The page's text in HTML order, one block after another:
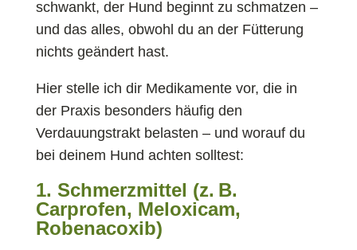
schwankt, der Hund beginnt zu schmatzen –
und das alles, obwohl du an der Fütterung
nichts geändert hast.
Hier stelle ich dir Medikamente vor, die in
der Praxis besonders häufig den
Verdauungstrakt belasten – und worauf du
bei deinem Hund achten solltest:
1. Schmerzmittel (z. B.
Carprofen, Meloxicam,
Robenacoxib)